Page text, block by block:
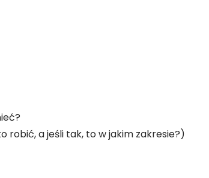
robić, a jeśli tak, to w jakim zakresie?)